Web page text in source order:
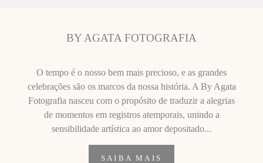
BY AGATA FOTOGRAFIA
O tempo é o nosso bem mais precioso, e as grandes
celebrações são os marcos da nossa história. A By Agata
Fotografia nasceu com o propósito de traduzir a alegrias
de momentos em registros atemporais, unindo a
sensibilidade artística ao amor depositado...
SAIBA MAIS